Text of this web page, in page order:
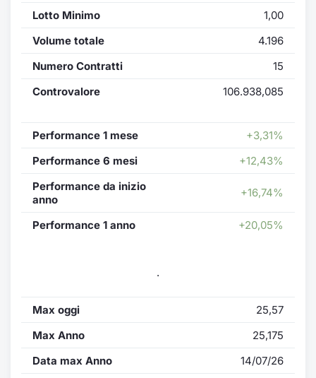
Lotto Minimo
1,00
Volume totale
4.196
Numero Contratti
15
Controvalore
106.938,085
Performance 1 mese
+3,31%
Performance 6 mesi
+12,43%
Performance da inizio
anno
+16,74%
Performance 1 anno +20,05%
.
Max oggi
25,57
Max Anno
25,175
Data max Anno
14/07/26